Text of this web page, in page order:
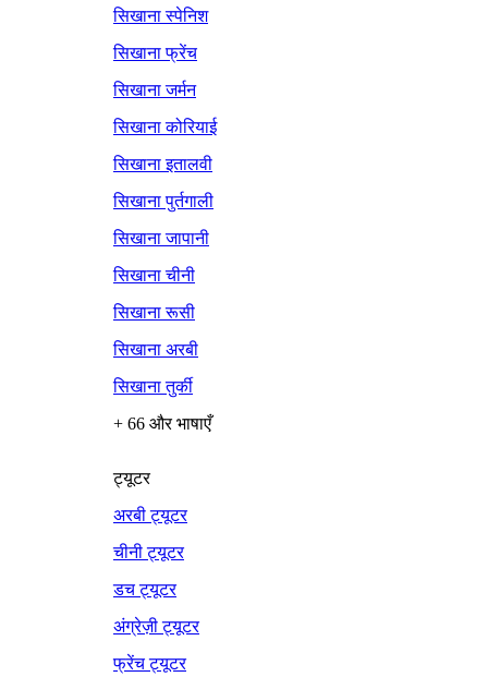
सिखाना स्पेनिश
सिखाना फ्रेंच
सिखाना जर्मन
सिखाना कोरियाई
सिखाना इतालवी
सिखाना पुर्तगाली
सिखाना जापानी
सिखाना चीनी
सिखाना रूसी
सिखाना अरबी
सिखाना तुर्की
+ 66 और भाषाएँ
ट्यूटर
अरबी ट्यूटर
चीनी ट्यूटर
डच ट्यूटर
अंग्रेज़ी ट्यूटर
फ्रेंच ट्यूटर